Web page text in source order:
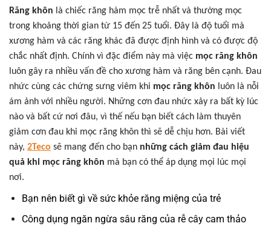
Răng khôn là chiếc răng hàm mọc trễ nhất và thường mọc
trong khoảng thời gian từ 15 đến 25 tuổi. Đây là độ tuổi mà
xương hàm và các răng khác đã được định hình và có được độ
chắc nhất định. Chính vì đặc điểm này mà việc mọc răng khôn
luôn gây ra nhiều vấn đề cho xương hàm và răng bên cạnh. Đau
nhức cùng các chứng sưng viêm khi mọc răng khôn luôn là nỗi
ám ảnh với nhiều người. Những cơn đau nhức xảy ra bất kỳ lúc
nào và bất cứ nơi đâu, vì thế nếu bạn biết cách làm thuyên
giảm cơn đau khi mọc răng khôn thì sẽ dễ chịu hơn. Bài viết
này, 2Teco sẽ mang đến cho bạn những cách giảm đau hiệu
quả khi mọc răng khôn mà bạn có thể áp dụng mọi lúc mọi
nơi.
Bạn nên biết gì về sức khỏe răng miệng của trẻ
Công dụng ngăn ngừa sâu răng của rễ cây cam thảo